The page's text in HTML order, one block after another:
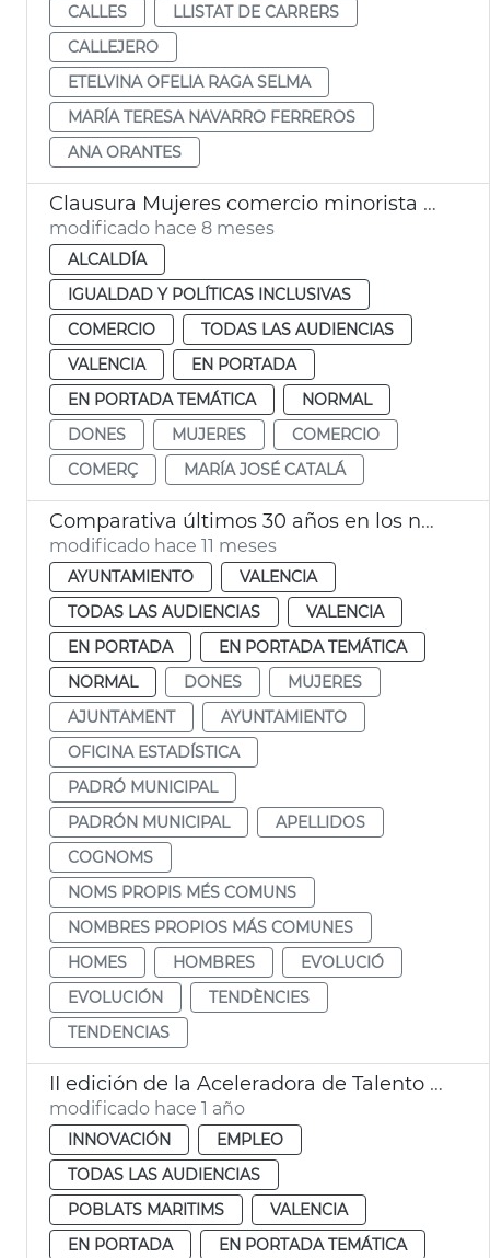
CALLES
LLISTAT DE CARRERS
CALLEJERO
ETELVINA OFELIA RAGA SELMA
MARÍA TERESA NAVARRO FERREROS
ANA ORANTES
Clausura Mujeres comercio minorista Women in Retail València
modificado hace 8 meses
ALCALDÍA
IGUALDAD Y POLÍTICAS INCLUSIVAS
COMERCIO
TODAS LAS AUDIENCIAS
VALENCIA
EN PORTADA
EN PORTADA TEMÁTICA
NORMAL
DONES
MUJERES
COMERCIO
COMERÇ
MARÍA JOSÉ CATALÁ
Comparativa últimos 30 años en los nombres más comunes entre la población valenciana
modificado hace 11 meses
AYUNTAMIENTO
VALENCIA
TODAS LAS AUDIENCIAS
VALENCIA
EN PORTADA
EN PORTADA TEMÁTICA
NORMAL
DONES
MUJERES
AJUNTAMENT
AYUNTAMIENTO
OFICINA ESTADÍSTICA
PADRÓ MUNICIPAL
PADRÓN MUNICIPAL
APELLIDOS
COGNOMS
NOMS PROPIS MÉS COMUNS
NOMBRES PROPIOS MÁS COMUNES
HOMES
HOMBRES
EVOLUCIÓ
EVOLUCIÓN
TENDÈNCIES
TENDENCIAS
II edición de la Aceleradora de Talento Digital para Mujeres
modificado hace 1 año
INNOVACIÓN
EMPLEO
TODAS LAS AUDIENCIAS
POBLATS MARITIMS
VALENCIA
EN PORTADA
EN PORTADA TEMÁTICA